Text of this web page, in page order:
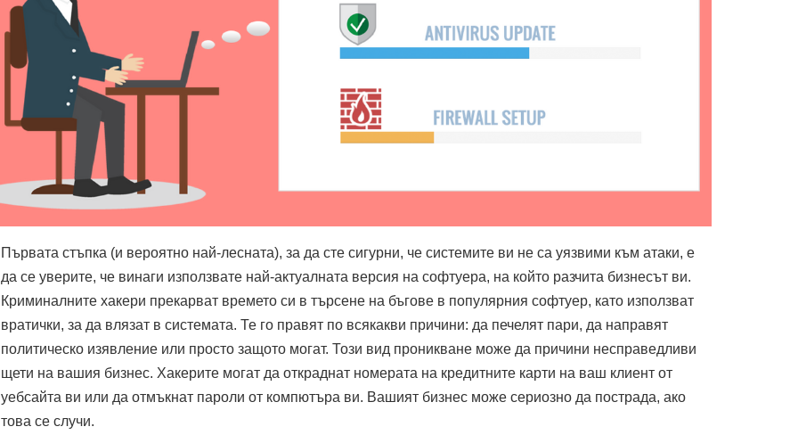
Първата стъпка (и вероятно най-лесната), за да сте сигурни, че системите ви не са уязвими към атаки, е
да се уверите, че винаги използвате най-актуалната версия на софтуера, на който разчита бизнесът ви.
Криминалните хакери прекарват времето си в търсене на бъгове в популярния софтуер, като използват
вратички, за да влязат в системата. Те го правят по всякакви причини: да печелят пари, да направят
политическо изявление или просто защото могат. Този вид проникване може да причини несправедливи
щети на вашия бизнес. Хакерите могат да откраднат номерата на кредитните карти на ваш клиент от
уебсайта ви или да отмъкнат пароли от компютъра ви. Вашият бизнес може сериозно да пострада, ако
това се случи.